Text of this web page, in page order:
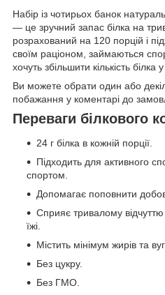
Набір із чотирьох банок
— це зручний запас білка на
розрахований на 120 порцій і
своїм раціоном, займаються
хочуть збільшити кількість
Ви можете обрати один або
побажання у коментарі до
Переваги білкового
24 г білка в кожній порції.
Підходить для активного
спортом.
Допомагає поповнити
Сприяє тривалому
їжі.
Містить мінімум жирів та
Без цукру.
Без ГМО.